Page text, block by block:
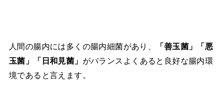
人間の腸内には多くの腸内細菌があり、
「善玉菌」「悪
玉菌」「日和見菌」 がバランスよくあると良好な腸内環
境であると言えます。